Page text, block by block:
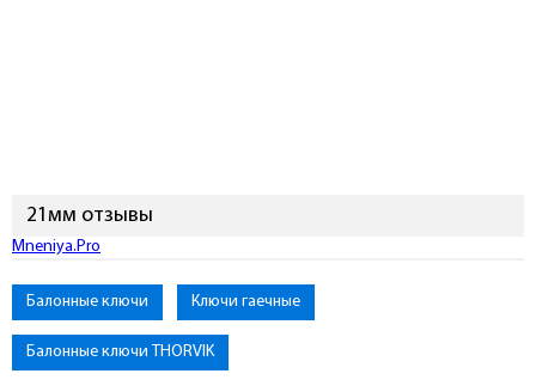
21мм отзывы
Mneniya.Pro
Балонные ключи Ключи гаечные
Балонные ключи THORVIK